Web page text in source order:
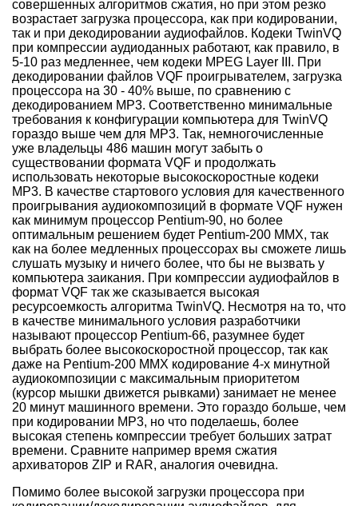
совершенных алгоритмов сжатия, но при этом резко
возрастает загрузка процессора, как при кодировании,
так и при декодировании аудиофайлов. Кодеки TwinVQ
при компрессии аудиоданных работают, как правило, в
5-10 раз медленнее, чем кодеки MPEG Layer III. При
декодировании файлов VQF проигрывателем, загрузка
процессора на 30 - 40% выше, по сравнению с
декодированием MP3. Соответственно минимальные
требования к конфигурации компьютера для TwinVQ
гораздо выше чем для MP3. Так, немногочисленные
уже владельцы 486 машин могут забыть о
существовании формата VQF и продолжать
использовать некоторые высокоскоростные кодеки
MP3. В качестве стартового условия для качественного
проигрывания аудиокомпозиций в формате VQF нужен
как минимум процессор Pentium-90, но более
оптимальным решением будет Pentium-200 MMX, так
как на более медленных процессорах вы сможете лишь
слушать музыку и ничего более, что бы не вызвать у
компьютера заикания. При компрессии аудиофайлов в
формат VQF так же сказывается высокая
ресурсоемкость алгоритма TwinVQ. Несмотря на то, что
в качестве минимального условия разработчики
называют процессор Pentium-66, разумнее будет
выбрать более высокоскоростной процессор, так как
даже на Pentium-200 MMX кодирование 4-х минутной
аудиокомпозиции с максимальным приоритетом
(курсор мышки движется рывками) занимает не менее
20 минут машинного времени. Это гораздо больше, чем
при кодировании MP3, но что поделаешь, более
высокая степень компрессии требует больших затрат
времени. Сравните например время сжатия
архиваторов ZIP и RAR, аналогия очевидна.
Помимо более высокой загрузки процессора при